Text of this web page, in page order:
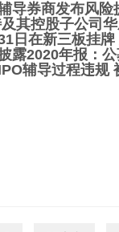
导券商发布风
其控股子公司
日在新三板挂
露2020年报：
辅导过程违规